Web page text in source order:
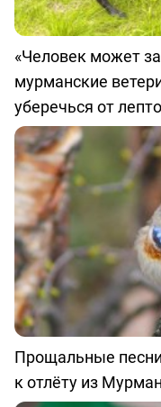
«Человек может
мурманские
уберечься от
Прощальные
к отлёту из